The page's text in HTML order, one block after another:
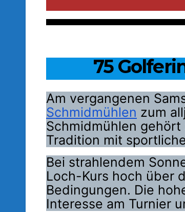
75
Am vergangenen
Schmidmühlen zum
Schmidmühlen
Tradition mit
Bei strahlendem
Loch-Kurs hoch über
Bedingungen. Die
Interesse am Turnier